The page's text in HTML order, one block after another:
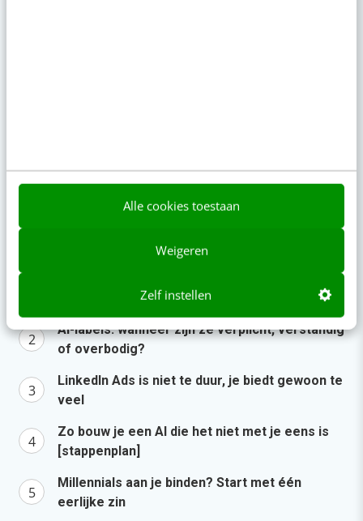
Alle cookies toestaan
Weigeren
Zelf instellen
LinkedIn Ads is niet te duur, je biedt
gewoon te veel
5 aug 2026· 6 min·
Populair
AI-labels: wanneer zijn ze verplicht, verstandig
of overbodig?
LinkedIn Ads is niet te duur, je biedt gewoon te
veel
Zo bouw je een AI die het niet met je eens is
[stappenplan]
Millennials aan je binden? Start met één
eerlijke zin